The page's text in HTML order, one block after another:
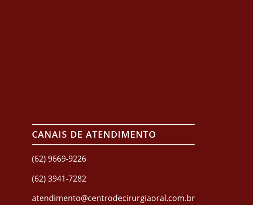
CANAIS DE ATENDIMENTO
(62) 9669-9226
(62) 3941-7282
atendimento@centrodecirurgiaoral.com.br